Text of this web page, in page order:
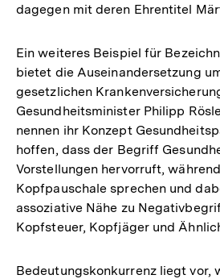
dagegen mit deren Ehrentitel
Ein weiteres Beispiel für
bietet die Auseinandersetzung
gesetzlichen
Gesundheitsminister Philipp
nennen ihr Konzept
hoffen, dass der Begriff
Vorstellungen hervorruft,
Kopfpauschale sprechen und
assoziative Nähe zu
Kopfsteuer, Kopfjäger und
Bedeutungskonkurrenz liegt vor,